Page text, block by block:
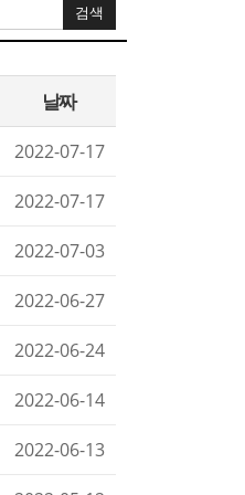
검색
날짜
2022-07-17
2022-07-17
2022-07-03
2022-06-27
2022-06-24
2022-06-14
2022-06-13